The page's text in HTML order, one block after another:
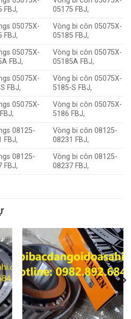
FBJ,
05175 FBJ,
05075X-
FBJ,
Vòng bi côn 05075X-
05185 FBJ,
05075X-
FBJ,
Vòng bi côn 05075X-
05185A FBJ,
05075X-
FBJ,
Vòng bi côn 05075X-
5185-S FBJ,
05075X-
Vòng bi côn 05075X-
5186 FBJ,
08125-
FBJ,
Vòng bi côn 08125-
08231 FBJ,
08125-
FBJ,
Vòng bi côn 08125-
08237 FBJ,